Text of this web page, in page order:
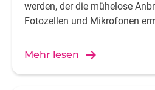
werden, der die mühelose
Fotozellen und Mikrofonen
Mehr lesen